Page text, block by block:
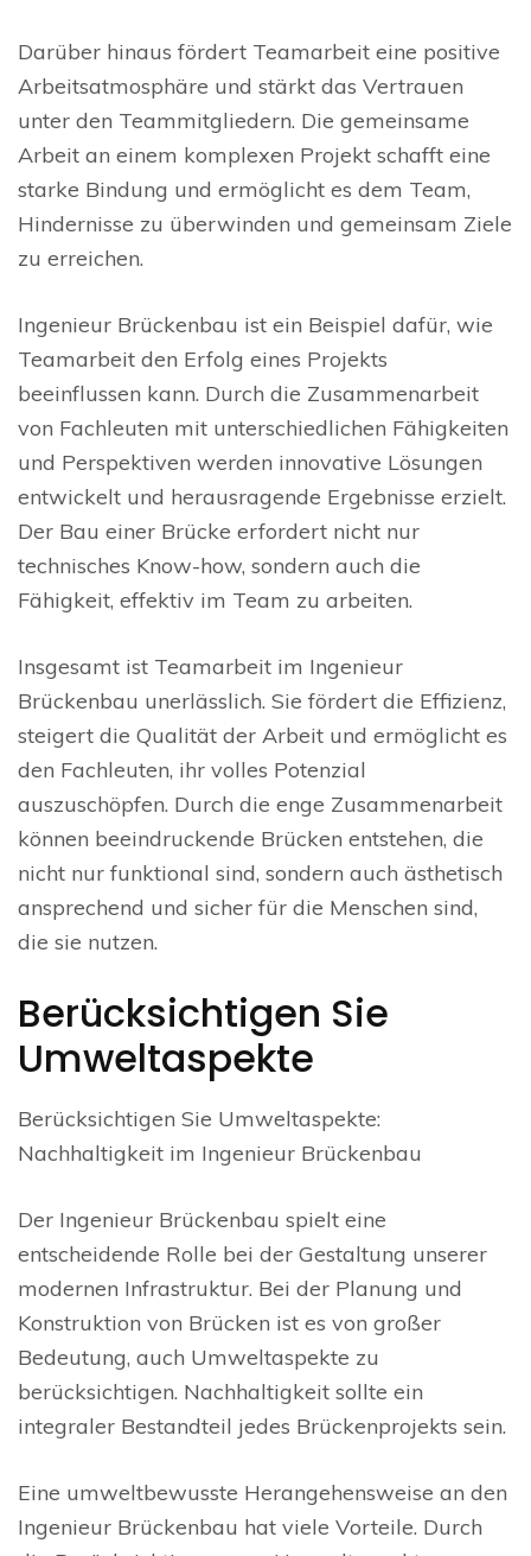
Darüber hinaus fördert Teamarbeit eine positive
Arbeitsatmosphäre und stärkt das Vertrauen
unter den Teammitgliedern. Die gemeinsame
Arbeit an einem komplexen Projekt schafft eine
starke Bindung und ermöglicht es dem Team,
Hindernisse zu überwinden und gemeinsam Ziele
zu erreichen.
Ingenieur Brückenbau ist ein Beispiel dafür, wie
Teamarbeit den Erfolg eines Projekts
beeinflussen kann. Durch die Zusammenarbeit
von Fachleuten mit unterschiedlichen Fähigkeiten
und Perspektiven werden innovative Lösungen
entwickelt und herausragende Ergebnisse erzielt.
Der Bau einer Brücke erfordert nicht nur
technisches Know-how, sondern auch die
Fähigkeit, effektiv im Team zu arbeiten.
Insgesamt ist Teamarbeit im Ingenieur
Brückenbau unerlässlich. Sie fördert die Effizienz,
steigert die Qualität der Arbeit und ermöglicht es
den Fachleuten, ihr volles Potenzial
auszuschöpfen. Durch die enge Zusammenarbeit
können beeindruckende Brücken entstehen, die
nicht nur funktional sind, sondern auch ästhetisch
ansprechend und sicher für die Menschen sind,
die sie nutzen.
Berücksichtigen Sie
Umweltaspekte
Berücksichtigen Sie Umweltaspekte:
Nachhaltigkeit im Ingenieur Brückenbau
Der Ingenieur Brückenbau spielt eine
entscheidende Rolle bei der Gestaltung unserer
modernen Infrastruktur. Bei der Planung und
Konstruktion von Brücken ist es von großer
Bedeutung, auch Umweltaspekte zu
berücksichtigen. Nachhaltigkeit sollte ein
integraler Bestandteil jedes Brückenprojekts sein.
Eine umweltbewusste Herangehensweise an den
Ingenieur Brückenbau hat viele Vorteile. Durch